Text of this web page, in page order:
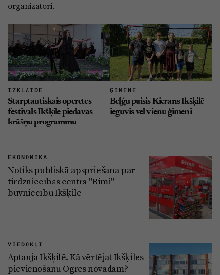
Olaine
Ropaži
Salaspils
Saulkrasti
Sigulda
Jūrmala
Vide
Kodols
Kontakti
Reklāma
Par laikrakstu
Lietošanas noteikumi
Pārredzamības paziņojumi
Sludinājumi
organizatori.
IZKLAIDE
Starptautiskais operetes
festivāls Ikšķilē piedāvās
krāšņu programmu
ĢIMENE
Beļģu puisis Kierans Ikšķilē
ieguvis vēl vienu ģimeni
EKONOMIKA
Notiks publiskā apspriešana par
tirdzniecības centra "Rimi"
būvniecību Ikšķilē
VIEDOKĻI
Aptauja Ikšķilē. Kā vērtējat Ikšķiles
pievienošanu Ogres novadam?